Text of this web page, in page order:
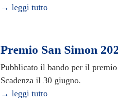
→ leggi tutto
Premio San Simon
Pubblicato il bando per il
Scadenza il 30 giugno.
→ leggi tutto